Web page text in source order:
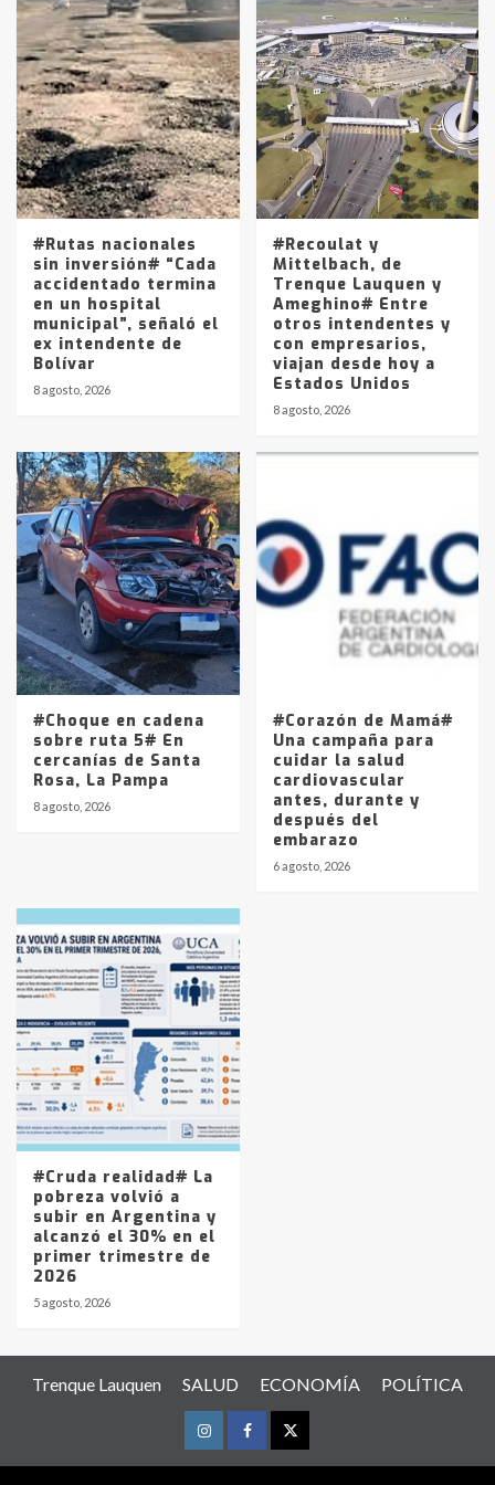
4
Accidente en Ruta 5: falleció un
joven de Trenque Lauquen
Los precios de los combustibles en
La Pampa, desde YPF hasta Axion
entre 857 a 1338 pesos
#Rutas nacionales
sin inversión# “Cada
accidentado termina
en un hospital
municipal”, señaló el
ex intendente de
Bolívar
8 agosto, 2026
#Recoulat y
Mittelbach, de
Trenque Lauquen y
Ameghino# Entre
otros intendentes y
con empresarios,
viajan desde hoy a
Estados Unidos
8 agosto, 2026
#Choque en cadena
sobre ruta 5# En
cercanías de Santa
Rosa, La Pampa
8 agosto, 2026
#Corazón de Mamá#
Una campaña para
cuidar la salud
cardiovascular
antes, durante y
después del
embarazo
6 agosto, 2026
#Cruda realidad# La
pobreza volvió a
subir en Argentina y
alcanzó el 30% en el
primer trimestre de
2026
5 agosto, 2026
Trenque Lauquen SALUD ECONOMÍA POLÍTICA
InstagramFacebookTwitter